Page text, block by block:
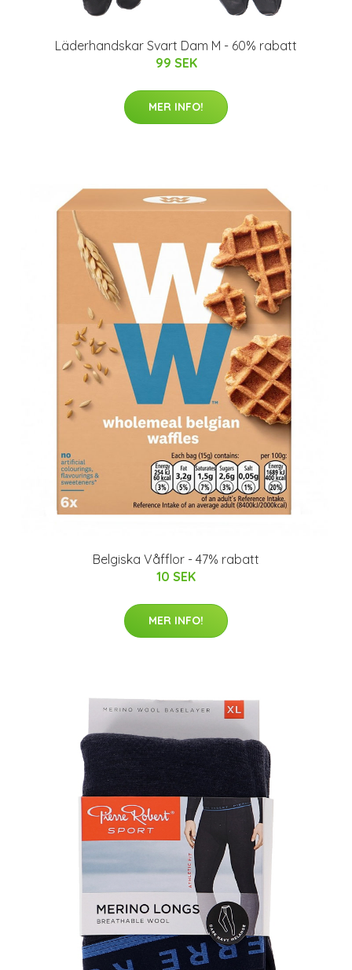
Läderhandskar Svart Dam M - 60% rabatt
99 SEK
MER INFO!
Belgiska Våfflor - 47% rabatt
10 SEK
MER INFO!